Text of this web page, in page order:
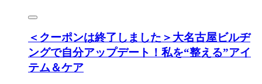
＜クーポンは終了しました＞大名古屋ビルヂ
ングで自分アップデート！私を“整える”アイ
テム＆ケア